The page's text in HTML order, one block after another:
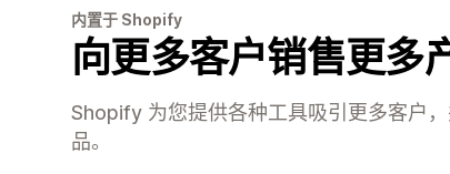
内置于 Shopify
向更多客户销售更多
Shopify 为您提供各种工具吸引更多客户
品。